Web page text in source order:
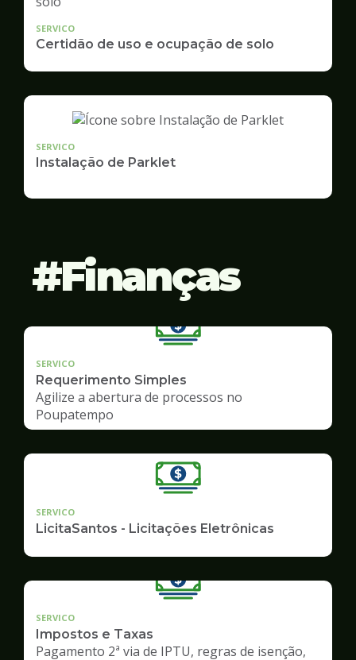
SERVICO
Certidão de uso e ocupação de solo
SERVICO
Instalação de Parklet
Finanças
SERVICO
Requerimento Simples
Agilize a abertura de processos no
Poupatempo
SERVICO
LicitaSantos - Licitações Eletrônicas
SERVICO
Impostos e Taxas
Pagamento 2ª via de IPTU, regras de isenção,